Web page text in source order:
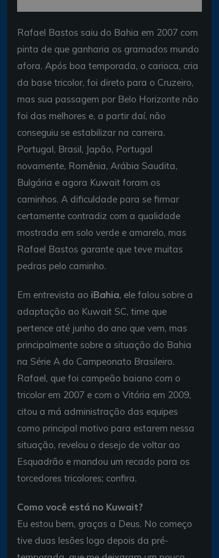
Rafael Bastos saiu do Bahia em 2007 com
pinta de que ganharia os gramados mundo
afora. Após boa temporada, o carioca, cria
da base tricolor, foi direto para o Cruzeiro,
mas sua passagem por Belo Horizonte não
foi das melhores e, a partir daí, não
conseguiu se estabilizar na carreira.
Portugal, Brasil, Japão, Portugal
novamente, Romênia, Arábia Saudita,
Bulgária e agora Kuwait foram os
caminhos. A dificuldade para se firmar
certamente contradiz com a qualidade
mostrada em solo verde e amarelo, mas
Rafael Bastos garante que teve muitas
pedras pelo caminho.
Em entrevista ao iBahia, ele falou sobre a
adaptação ao Kuwait SC, time que
pertence até junho do ano que vem, mas
principalmente sobre a situação do Bahia
na Série A do Campeonato Brasileiro.
Rafael, que foi campeão baiano com o
tricolor em 2007 e com o Vitória em 2009,
citou a má administração das equipes
como principal motivo para estarem nessa
situação, revelou o desejo de voltar ao
Esquadrão e mandou um recado para os
torcedores tricolores; confira.
Como você está no Kuwait?
Eu estou bem, graças a Deus. No começo
tive duas lesões logo depois da pré-